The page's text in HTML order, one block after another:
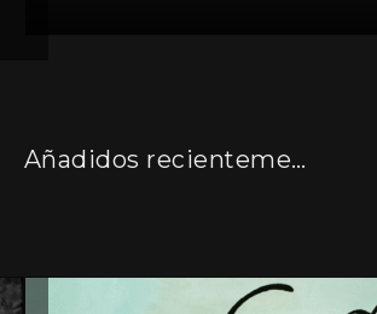
Añadidos recientemente